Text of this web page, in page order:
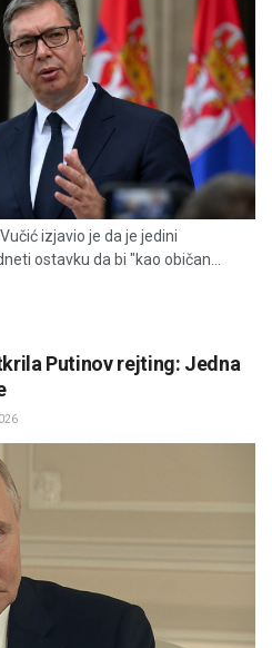
izjavio je da je jedini
ostavku da bi "kao običan...
Putinov rejting: Jedna